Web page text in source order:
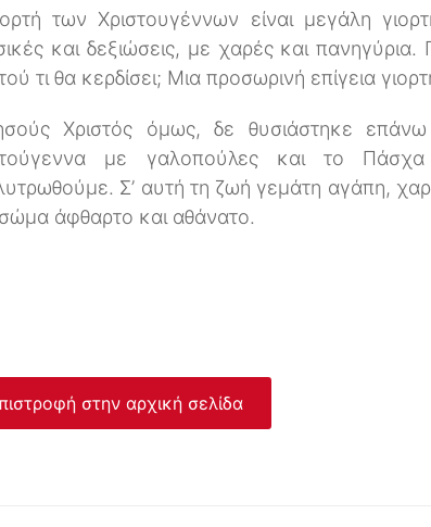
των Χριστουγέννων είναι μεγάλη
και δεξιώσεις, με χαρές και
τι θα κερδίσει; Μια προσωρινή επίγεια
Χριστός όμως, δε θυσιάστηκε
με γαλοπούλες και το
Σ’ αυτή τη ζωή γεμάτη αγάπη,
άφθαρτο και αθάνατο.
στην αρχική σελίδα